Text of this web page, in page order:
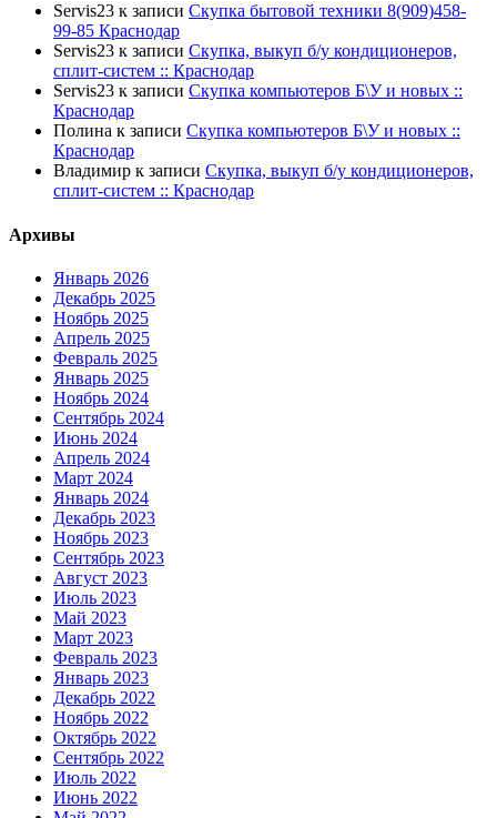
Servis23 к записи Скупка бытовой техники 8(909)458-
99-85 Краснодар
Servis23 к записи Скупка, выкуп б/у кондиционеров,
сплит-систем :: Краснодар
Servis23 к записи Скупка компьютеров Б\У и новых ::
Краснодар
Полина к записи Скупка компьютеров Б\У и новых ::
Краснодар
Владимир к записи Скупка, выкуп б/у кондиционеров,
сплит-систем :: Краснодар
Архивы
Январь 2026
Декабрь 2025
Ноябрь 2025
Апрель 2025
Февраль 2025
Январь 2025
Ноябрь 2024
Сентябрь 2024
Июнь 2024
Апрель 2024
Март 2024
Январь 2024
Декабрь 2023
Ноябрь 2023
Сентябрь 2023
Август 2023
Июль 2023
Май 2023
Март 2023
Февраль 2023
Январь 2023
Декабрь 2022
Ноябрь 2022
Октябрь 2022
Сентябрь 2022
Июль 2022
Июнь 2022